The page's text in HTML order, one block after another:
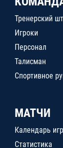
Тренерский
Игроки
Персонал
Талисман
Спортивное
МАТЧИ
Календарь игр
Статистика